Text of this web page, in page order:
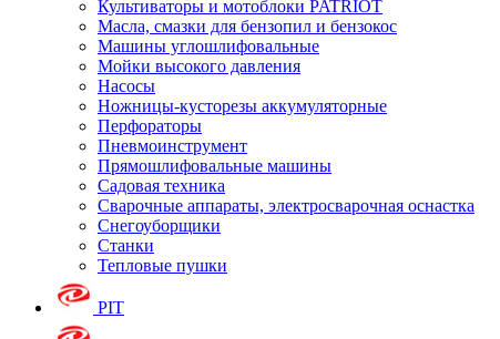
Культиваторы и мотоблоки PATRIOT
Масла, смазки для бензопил и бензокос
Машины углошлифовальные
Мойки высокого давления
Насосы
Ножницы-кусторезы аккумуляторные
Перфораторы
Пневмоинструмент
Прямошлифовальные машины
Садовая техника
Сварочные аппараты, электросварочная оснастка
Снегоуборщики
Станки
Тепловые пушки
PIT